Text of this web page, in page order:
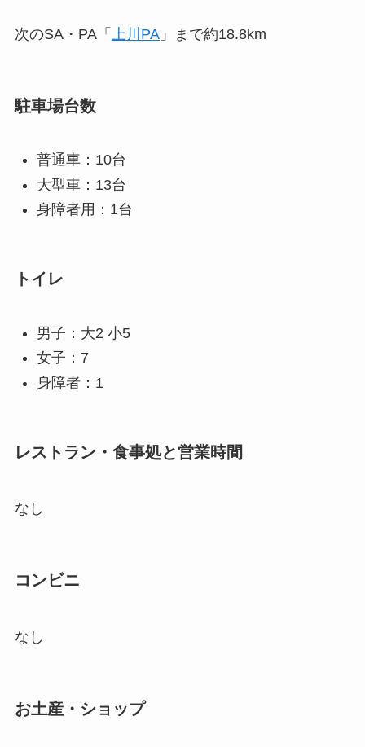
次のSA・PA「 上川PA」まで約18.8km
駐車場台数
普通車：10台
大型車：13台
身障者用：1台
トイレ
男子：大2 小5
女子：7
身障者：1
レストラン・食事処と営業時間
なし
コンビニ
なし
お土産・ショップ